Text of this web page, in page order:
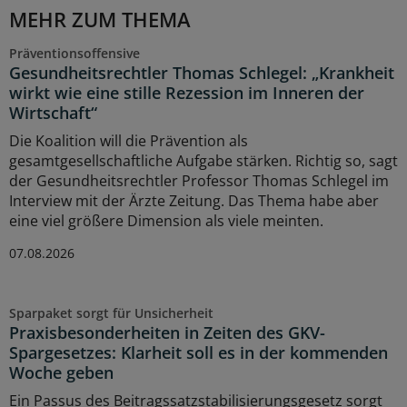
MEHR ZUM THEMA
Präventionsoffensive
Gesundheitsrechtler Thomas Schlegel: „Krankheit
wirkt wie eine stille Rezession im Inneren der
Wirtschaft“
Die Koalition will die Prävention als
gesamtgesellschaftliche Aufgabe stärken. Richtig so, sagt
der Gesundheitsrechtler Professor Thomas Schlegel im
Interview mit der Ärzte Zeitung. Das Thema habe aber
eine viel größere Dimension als viele meinten.
07.08.2026
Sparpaket sorgt für Unsicherheit
Praxisbesonderheiten in Zeiten des GKV-
Spargesetzes: Klarheit soll es in der kommenden
Woche geben
Ein Passus des Beitragssatzstabilisierungsgesetz sorgt